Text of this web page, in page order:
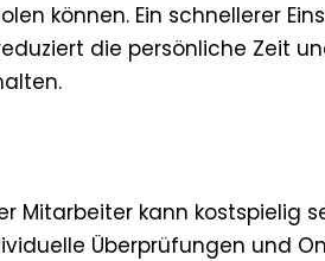
können. Ein schnellerer
die persönliche Zeit
Mitarbeiter kann kostspielig
Überprüfungen und